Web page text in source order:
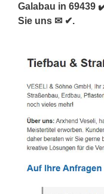
Galabau in 69439
Sie uns ✉ ✔.